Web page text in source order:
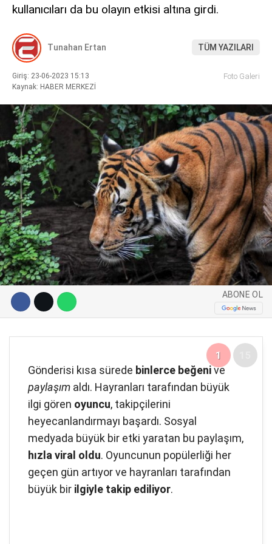
WhatsApp İhbar Hattı
Facebook
Instagram
Youtube
Pinterest
SAĞLIK
kullanıcıları da bu olayın etkisi altına girdi.
Tunahan Ertan TÜM YAZILARI
Giriş: 23-06-2023 15:13
Kaynak: HABER MERKEZİ
Foto Galeri
ABONE OL
1
Gönderisi kısa sürede binlerce beğenive
paylaşım aldı. Hayranları tarafından büyük
ilgi gören oyuncu, takipçilerini
heyecanlandırmayı başardı. Sosyal
medyada büyük bir etki yaratan bu paylaşım,
hızla viral oldu. Oyuncunun popülerliği her
geçen gün artıyor ve hayranları tarafından
büyük bir ilgiyle takip ediliyor.